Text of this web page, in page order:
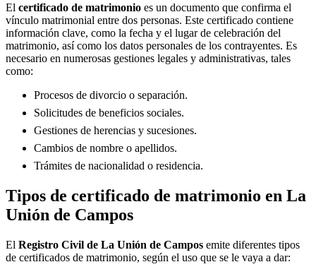
El certificado de matrimonio es un documento que confirma el
vínculo matrimonial entre dos personas. Este certificado contiene
información clave, como la fecha y el lugar de celebración del
matrimonio, así como los datos personales de los contrayentes. Es
necesario en numerosas gestiones legales y administrativas, tales
como:
Procesos de divorcio o separación.
Solicitudes de beneficios sociales.
Gestiones de herencias y sucesiones.
Cambios de nombre o apellidos.
Trámites de nacionalidad o residencia.
Tipos de certificado de matrimonio en La
Unión de Campos
El Registro Civil de La Unión de Campos emite diferentes tipos
de certificados de matrimonio, según el uso que se le vaya a dar: